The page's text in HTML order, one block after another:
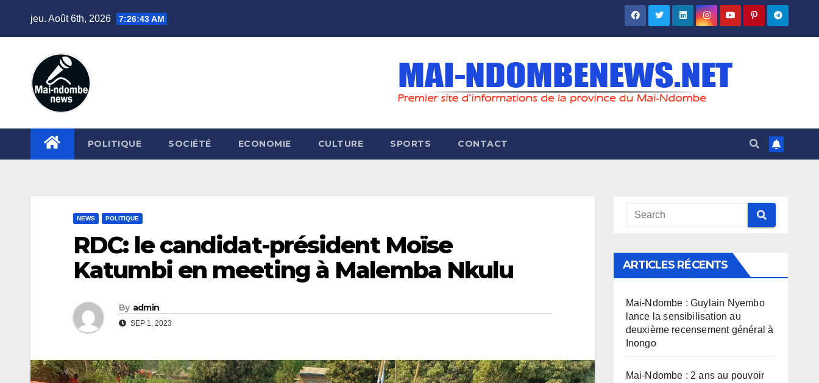
jeu. Août 6th, 2026 7:26:45 AM
POLITIQUE SOCIÉTÉ ECONOMIE CULTURE SPORTS CONTACT
NEWS POLITIQUE
RDC: le candidat-président Moïse
Katumbi en meeting à Malemba Nkulu
By admin
SEP 1, 2023
ARTICLES RÉCENTS
Mai-Ndombe : Guylain Nyembo
lance la sensibilisation au
deuxième recensement général à
Inongo
Mai-Ndombe : 2 ans au pouvoir